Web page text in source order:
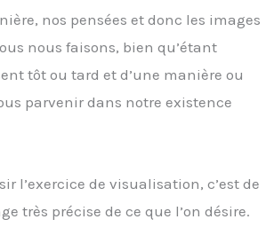
nos pensées et donc les images
nous faisons, bien qu’étant
tôt ou tard et d’une manière ou
parvenir dans notre existence
l’exercice de visualisation, c’est de
très précise de ce que l’on désire.